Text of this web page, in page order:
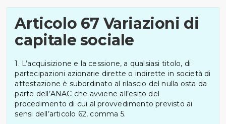
Articolo 67 Variazioni di
capitale sociale
1. L’acquisizione e la cessione, a qualsiasi titolo, di
partecipazioni azionarie dirette o indirette in società di
attestazione è subordinato al rilascio del nulla osta da
parte dell’ANAC che avviene all’esito del
procedimento di cui al provvedimento previsto ai
sensi dell’articolo 62, comma 5.